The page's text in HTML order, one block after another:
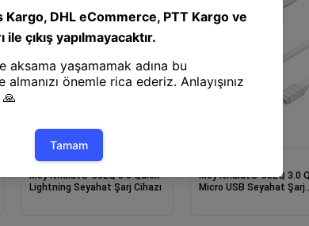
Şarj Aleti
Mey İthalat® C32Q 3.0 Quick
Lightning Seyahat Şarj Cihazı
Mey İthalat® C32Q 3.0 Quick
Micro USB Seyahat Şarj